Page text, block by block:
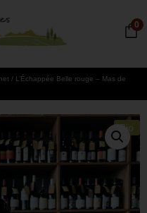
0
/ L’Échappée Belle rouge – Mas de
Bio